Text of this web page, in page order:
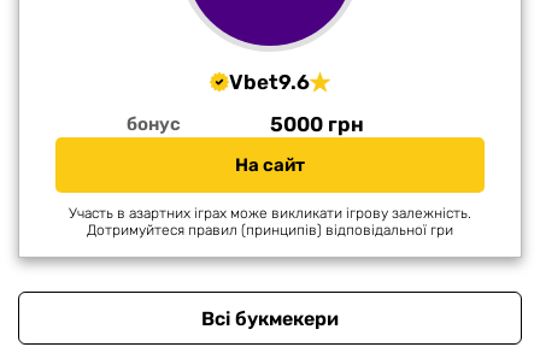
Vbet9.6
бонус 5000 грн
На сайт
Участь в азартних іграх може викликати ігрову залежність.
Дотримуйтеся правил (принципів) відповідальної гри
Всі букмекери